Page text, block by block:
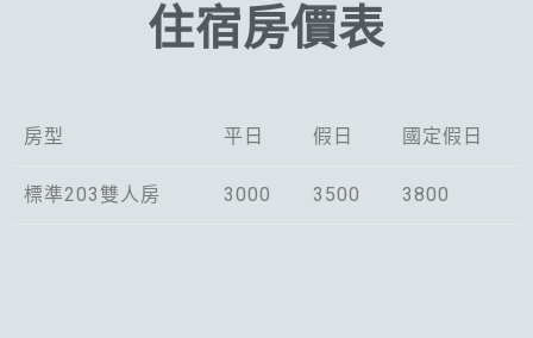
住宿房價表
房型 平日 假日 國定假日
標準203雙人房 3000 3500 3800